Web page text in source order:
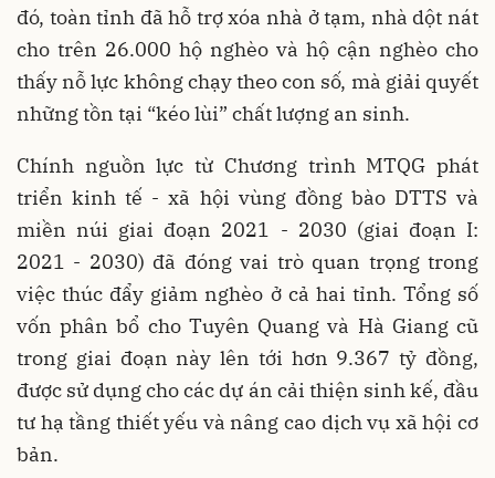
đó, toàn tỉnh đã hỗ trợ xóa nhà ở tạm, nhà dột nát
cho trên 26.000 hộ nghèo và hộ cận nghèo cho
thấy nỗ lực không chạy theo con số, mà giải quyết
những tồn tại “kéo lùi” chất lượng an sinh.
Chính nguồn lực từ Chương trình MTQG phát
triển kinh tế - xã hội vùng đồng bào DTTS và
miền núi giai đoạn 2021 - 2030 (giai đoạn I:
2021 - 2030) đã đóng vai trò quan trọng trong
việc thúc đẩy giảm nghèo ở cả hai tỉnh. Tổng số
vốn phân bổ cho Tuyên Quang và Hà Giang cũ
trong giai đoạn này lên tới hơn 9.367 tỷ đồng,
được sử dụng cho các dự án cải thiện sinh kế, đầu
tư hạ tầng thiết yếu và nâng cao dịch vụ xã hội cơ
bản.